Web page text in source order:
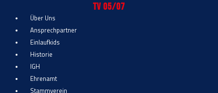
TV 05/07
Über Uns
Ansprechpartner
Einlaufkids
Historie
IGH
Ehrenamt
Stammverein